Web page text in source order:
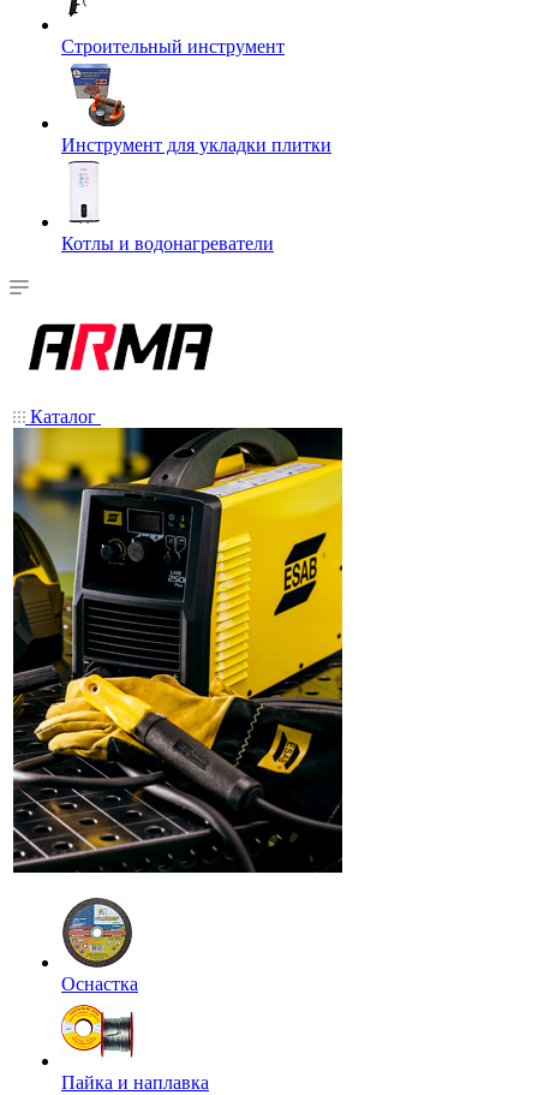
Строительный инструмент
Инструмент для укладки плитки
Котлы и водонагреватели
Каталог
Оснастка
Пайка и наплавка